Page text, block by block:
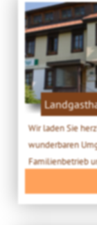
Wir laden Sie
wunderbaren
Familienbetrieb